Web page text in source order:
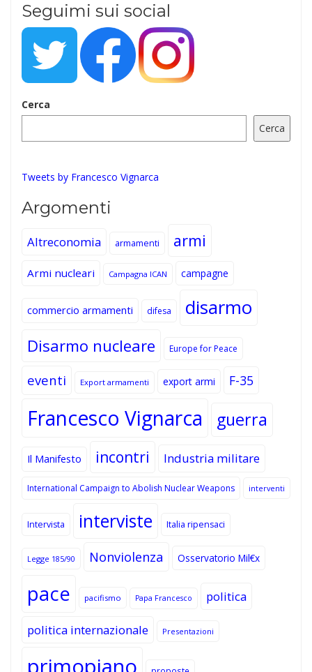
Seguimi sui social
Cerca
Cerca
Tweets by Francesco Vignarca
Argomenti
Altreconomia armamenti armi
Armi nucleari Campagna ICAN campagne
commercio armamenti difesa disarmo
Disarmo nucleare Europe for Peace
eventi Export armamenti export armi F-35
Francesco Vignarca guerra
Il Manifesto incontri Industria militare
International Campaign to Abolish Nuclear Weapons interventi
Intervista interviste Italia ripensaci
Legge 185/90 Nonviolenza Osservatorio Mil€x
pace pacifismo Papa Francesco politica
politica internazionale Presentazioni